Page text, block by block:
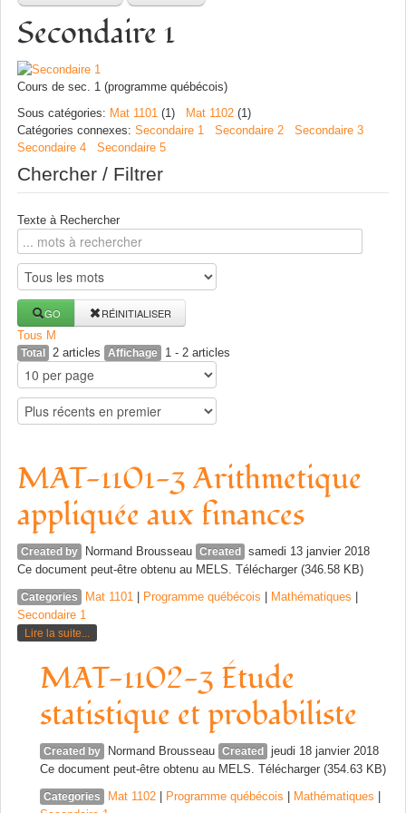
Secondaire 1
Cours de sec. 1 (programme québécois)
Sous catégories: Mat 1101 (1) Mat 1102 (1)
Catégories connexes: Secondaire 1 Secondaire 2
Secondaire 3
Secondaire 4
Secondaire 5
Chercher / Filtrer
Texte à Rechercher
GO RÉINITIALISER
Tous M
Total 2 articles Affichage 1 - 2 articles
MAT-1101-3 Arithmetique
appliquée aux finances
Created by Normand Brousseau Created
samedi 13 janvier 2018
Ce document peut-être obtenu au MELS. Télécharger (346.58 KB)
Categories Mat 1101 Programme québécois Mathématiques
Secondaire 1
Lire la suite...
MAT-1102-3 Étude
statistique et probabiliste
Created by Normand Brousseau Created
jeudi 18 janvier 2018
Ce document peut-être obtenu au MELS. Télécharger (354.63 KB)
Categories Mat 1102 Programme québécois Mathématiques